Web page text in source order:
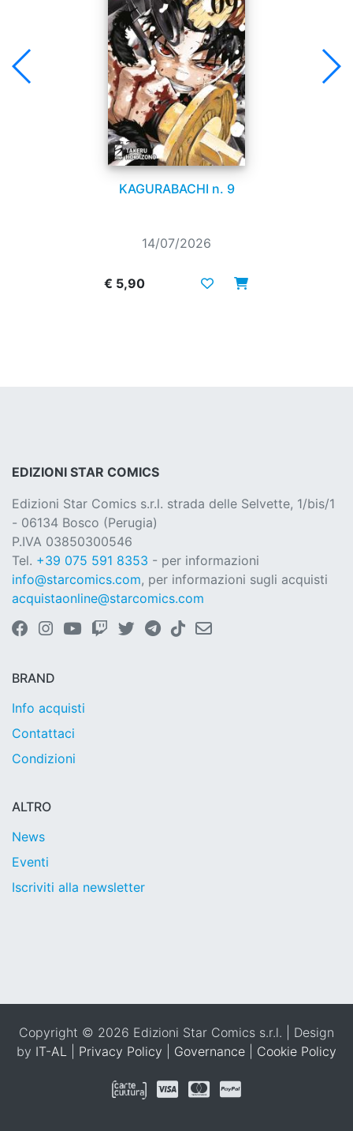
KAGURABACHI n. 9
14/07/2026
€ 5,90
EDIZIONI STAR COMICS
Edizioni Star Comics s.r.l. strada delle Selvette, 1/bis/1
- 06134 Bosco (Perugia)
P.IVA 03850300546
Tel. +39 075 591 8353 - per informazioni
info@starcomics.com, per informazioni sugli acquisti
acquistaonline@starcomics.com
BRAND
Info acquisti
Contattaci
Condizioni
ALTRO
News
Eventi
Iscriviti alla newsletter
Copyright © 2026 Edizioni Star Comics s.r.l. | Design
by IT-AL Privacy Policy Governance Cookie Policy